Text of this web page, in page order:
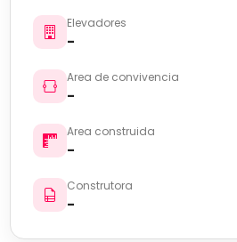
Elevadores
-
Area de convivencia
-
Area construida
-
Construtora
-